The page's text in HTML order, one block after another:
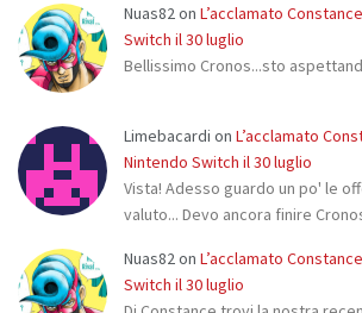
Nuas82on L’acclamato
Switch il 30 luglio
Bellissimo Cronos...sto
Limebacardi on L’acclamato
Nintendo Switch il 30 luglio
Vista! Adesso guardo un po' le
valuto... Devo ancora finire
Nuas82on L’acclamato
Switch il 30 luglio